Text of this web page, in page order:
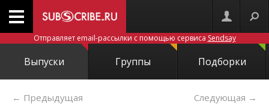
Отправляет email-рассылки с помощью сервиса Sendsay
Выпуски Группы Подборки
← Предыдущая Следующая →